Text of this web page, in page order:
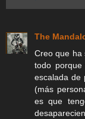
The
Creo que ha
todo
escalada de
(más
es que